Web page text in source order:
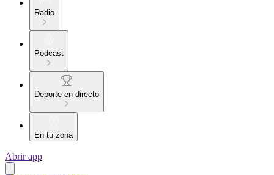
Radio
Podcast
Deporte en directo
En tu zona
Abrir app